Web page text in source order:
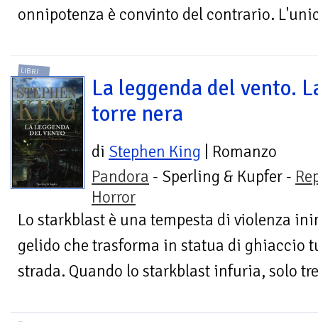
onnipotenza è convinto del contrario.
LIBRI
La leggenda del vento.
torre nera
di Stephen King | Romanzo
Pandora - Sperling & Kupfer -
Horror
Lo starkblast è una tempesta di violenza
gelido che trasforma in statua di ghiaccio
strada. Quando lo starkblast infuria, solo